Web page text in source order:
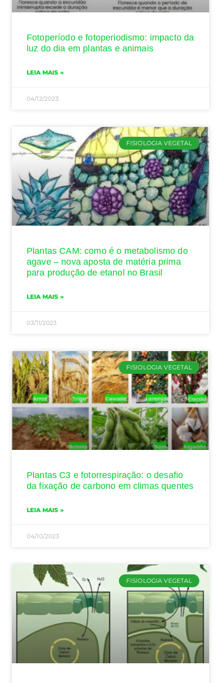
Fotoperíodo e fotoperiodismo: impacto da
luz do dia em plantas e animais
LEIA MAIS »
04/12/2023
FISIOLOGIA VEGETAL
Plantas CAM: como é o metabolismo do
agave – nova aposta de matéria prima
para produção de etanol no Brasil
LEIA MAIS »
03/11/2023
FISIOLOGIA VEGETAL
Plantas C3 e fotorrespiração: o desafio
da fixação de carbono em climas quentes
LEIA MAIS »
04/10/2023
FISIOLOGIA VEGETAL